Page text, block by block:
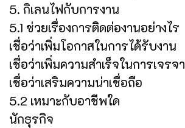
5. กิเลนไฟกับการงาน
5.1 ช่วยเรื่องการติดต่องานอย่างไร
เชื่อว่าเพิ่มโอกาสในการได้รับงาน
เชื่อว่าเพิ่มความสำเร็จในการเจรจา
เชื่อว่าเสริมความน่าเชื่อถือ
5.2 เหมาะกับอาชีพใด
นักธุรกิจ